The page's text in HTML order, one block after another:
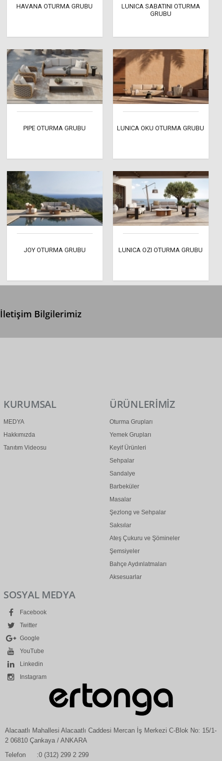
HAVANA OTURMA GRUBU
LUNICA SABATINI OTURMA
GRUBU
PIPE OTURMA GRUBU LUNICA OKU OTURMA GRUBU
JOY OTURMA GRUBU LUNICA OZI OTURMA GRUBU
İletişim Bilgilerimiz
KURUMSAL
MEDYA
Hakkımızda
Tanıtım Videosu
ÜRÜNLERİMİZ
Oturma Grupları
Yemek Grupları
Keyif Ürünleri
Sehpalar
Sandalye
Barbeküler
Masalar
Şezlong ve Sehpalar
Saksılar
Ateş Çukuru ve Şömineler
Şemsiyeler
Bahçe Aydınlatmaları
Aksesuarlar
SOSYAL MEDYA
Facebook
Twitter
Google
YouTube
Linkedin
Instagram
Alacaatlı Mahallesi Alacaatlı Caddesi Mercan İş Merkezi C-Blok No: 15/1-
2 06810 Çankaya / ANKARA
Telefon
:0 (312) 299 2 299